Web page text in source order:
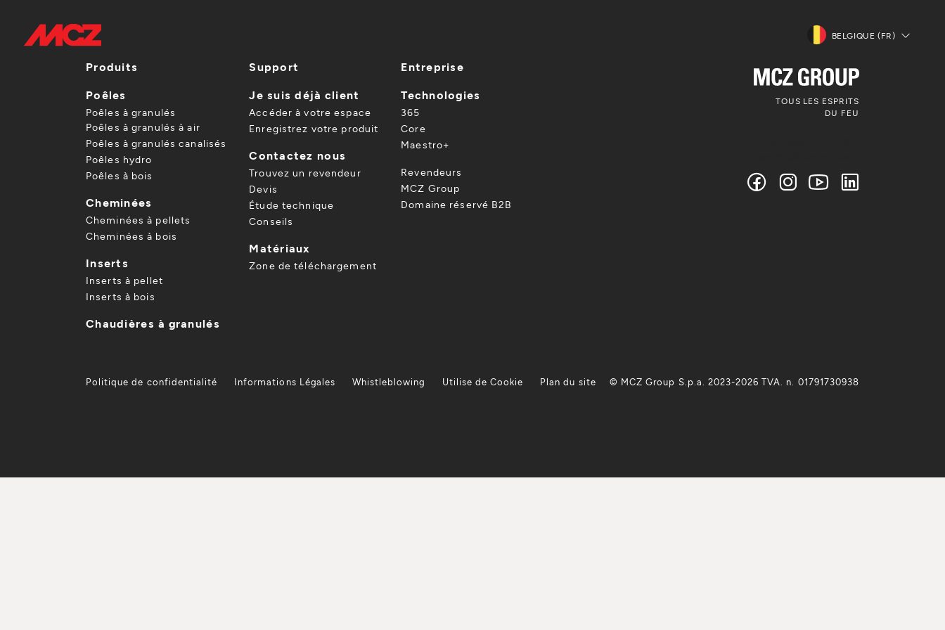
BELGIQUE (FR)
Produits
Poêles
Poêles à granulés
Poêles à granulés à air
Poêles à granulés canalisés
Poêles hydro
Poêles à bois
Cheminées
Cheminées à pellets
Cheminées à bois
Inserts
Inserts à pellet
Inserts à bois
Chaudières à granulés
Support
Je suis déjà client
Accéder à votre espace
Enregistrez votre produit
Contactez nous
Trouvez un revendeur
Devis
Étude technique
Conseils
Matériaux
Zone de téléchargement
Entreprise
Technologies
365
Core
Maestro+
Revendeurs
MCZ Group
Domaine réservé B2B
TOUS LES ESPRITS
DU FEU
Politique de confidentialité Informations Légales Whistleblowing Utilise de Cookie Plan du site © MCZ Group S.p.a. 2023-2026 TVA. n. 01791730938